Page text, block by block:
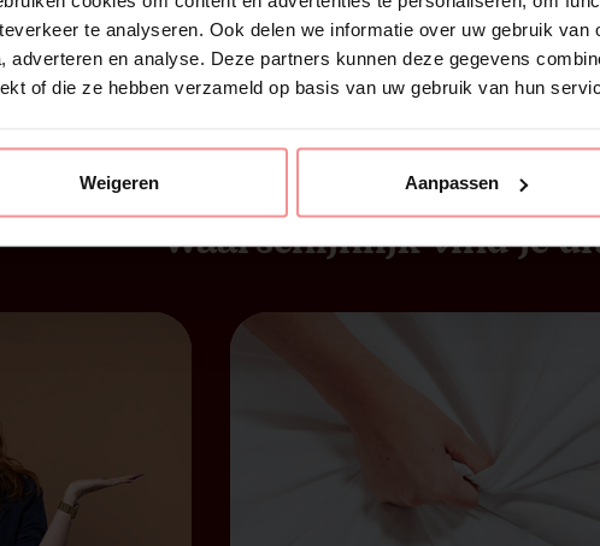
te analyseren. Ook delen we informatie over uw gebruik
adverteren en analyse. Deze partners kunnen deze gegevens
of die ze hebben verzameld op basis van uw gebruik van hun
Weigeren Aanpassen
Waarschijnlijk vind je